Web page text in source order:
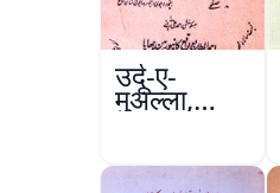
उर्दू-ए-
मुअल्ला,
कानपुर